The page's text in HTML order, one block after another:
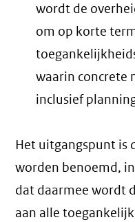
wordt de
om op korte
waarin concrete
inclusief
Het uitgangspunt is
worden benoemd,
dat daarmee wordt
aan alle